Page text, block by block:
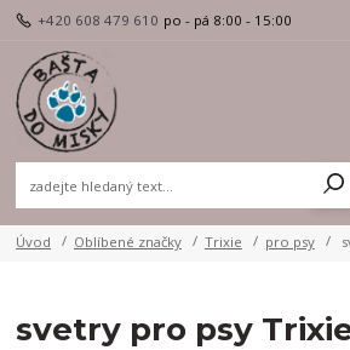
+420 608 479 610 po - pá 8:00 - 15:00
Úvod Oblíbené značky Trixie pro psy
svetry pro psy